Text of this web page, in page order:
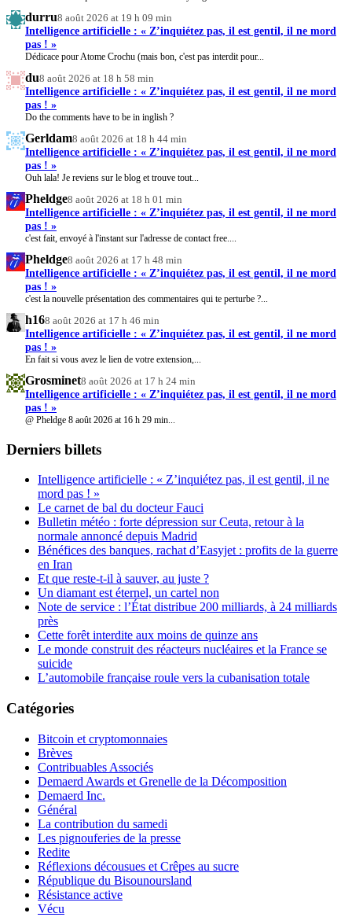
durru8 août 2026 at 19 h 09 min
Intelligence artificielle : « Z’inquiétez pas, il est gentil, il ne mord
pas ! »
Dédicace pour Atome Crochu (mais bon, c'est pas interdit pour...
du8 août 2026 at 18 h 58 min
Intelligence artificielle : « Z’inquiétez pas, il est gentil, il ne mord
pas ! »
Do the comments have to be in inglish ?
Gerldam8 août 2026 at 18 h 44 min
Intelligence artificielle : « Z’inquiétez pas, il est gentil, il ne mord
pas ! »
Ouh lala! Je reviens sur le blog et trouve tout...
Pheldge8 août 2026 at 18 h 01 min
Intelligence artificielle : « Z’inquiétez pas, il est gentil, il ne mord
pas ! »
c'est fait, envoyé à l'instant sur l'adresse de contact free....
Pheldge8 août 2026 at 17 h 48 min
Intelligence artificielle : « Z’inquiétez pas, il est gentil, il ne mord
pas ! »
c'est la nouvelle présentation des commentaires qui te perturbe ?...
h168 août 2026 at 17 h 46 min
Intelligence artificielle : « Z’inquiétez pas, il est gentil, il ne mord
pas ! »
En fait si vous avez le lien de votre extension,...
Grosminet8 août 2026 at 17 h 24 min
Intelligence artificielle : « Z’inquiétez pas, il est gentil, il ne mord
pas ! »
@ Pheldge 8 août 2026 at 16 h 29 min...
Derniers billets
Intelligence artificielle : « Z’inquiétez pas, il est gentil, il ne
mord pas ! »
Le carnet de bal du docteur Fauci
Bulletin météo : forte dépression sur Ceuta, retour à la
normale annoncé depuis Madrid
Bénéfices des banques, rachat d’Easyjet : profits de la guerre
en Iran
Et que reste-t-il à sauver, au juste ?
Un diamant est éternel, un cartel non
Note de service : l’État distribue 200 milliards, à 24 milliards
près
Cette forêt interdite aux moins de quinze ans
Le monde construit des réacteurs nucléaires et la France se
suicide
L’automobile française roule vers la cubanisation totale
Catégories
Bitcoin et cryptomonnaies
Brèves
Contribuables Associés
Demaerd Awards et Grenelle de la Décomposition
Demaerd Inc.
Général
La contribution du samedi
Les pignouferies de la presse
Redite
Réflexions décousues et Crêpes au sucre
République du Bisounoursland
Résistance active
Vécu